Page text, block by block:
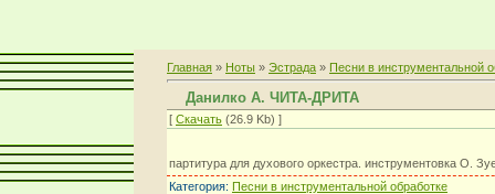
Главная » Ноты » Эстрада » Песни в инструментальной
Данилко А. ЧИТА-ДРИТА
[ Скачать (26.9 Kb) ]
партитура для духового оркестра. инструментовка О.
Категория: Песни в инструментальной обработке